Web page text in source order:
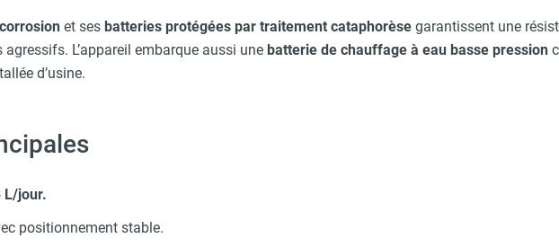
et ses batteries protégées par traitement cataphorèse garantissent une
L’appareil embarque aussi une batterie de chauffage à eau basse pression
d’usine.
L/jour.
positionnement stable.